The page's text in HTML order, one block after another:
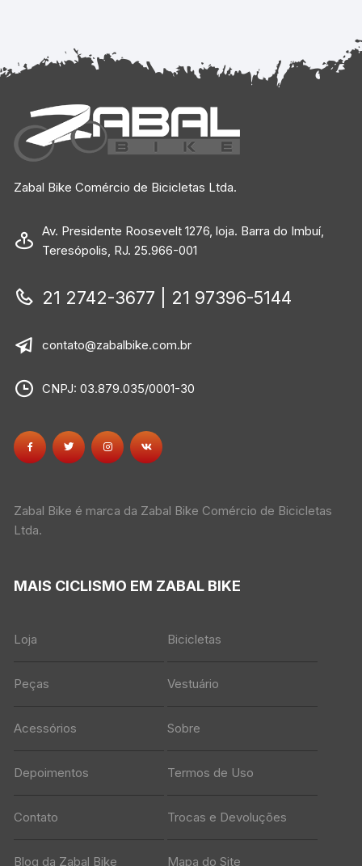
Zabal Bike Comércio de Bicicletas Ltda.
Av. Presidente Roosevelt 1276, loja. Barra do Imbuí,
Teresópolis, RJ. 25.966-001
21 2742-3677 | 21 97396-5144
contato@zabalbike.com.br
CNPJ: 03.879.035/0001-30
Zabal Bike é marca da Zabal Bike Comércio de Bicicletas
Ltda.
MAIS CICLISMO EM ZABAL BIKE
Loja Bicicletas
Peças Vestuário
Acessórios Sobre
Depoimentos Termos de Uso
Contato Trocas e Devoluções
Blog da Zabal Bike Mapa do Site